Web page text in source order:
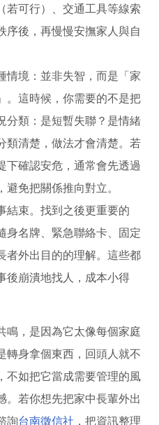
若可行）、交通工具等線索
序後，再慢慢安撫家人與自
情境：並非失智，而是「家
。這時候，你需要的不是把
分類：是短暫失聯？是情緒
類清楚，做法才會清楚。若
下確認安危，通常會先透過
避免把關係推向對立。
結束。找到之後更重要的
身名牌、緊急聯絡卡、固定
者外出目的的理解。這些都
後崩潰地找人，成本小得
鳴，是因為它太像每個家庭
轉身拿個東西，回頭人就不
不如把它當成需要管理的風
。若你想先把家中長輩外出
詢台南徵信社 ，把資訊整理